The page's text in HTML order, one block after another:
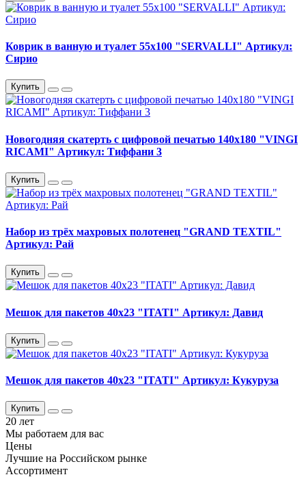
Коврик в ванную и туалет 55х100 "SERVALLI" Артикул:
Сирио
Купить
Новогодняя скатерть с цифровой печатью 140х180 "VINGI
RICAMI" Артикул: Тиффани 3
Купить
Набор из трёх махровых полотенец "GRAND TEXTIL"
Артикул: Рай
Купить
Мешок для пакетов 40х23 "ITATI" Артикул: Давид
Купить
Мешок для пакетов 40х23 "ITATI" Артикул: Кукуруза
Купить
20 лет
Мы работаем для вас
Цены
Лучшие на Российском рынке
Ассортимент